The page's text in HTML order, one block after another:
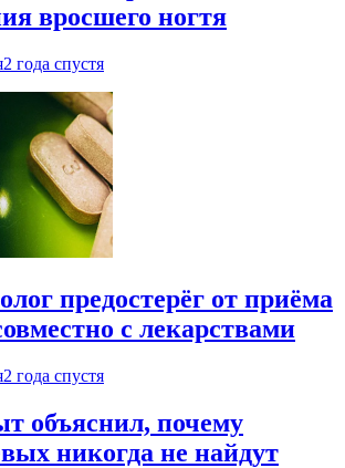
вросшего ногтя
2 года спустя
предостерёг от приёма
с лекарствами
2 года спустя
объяснил, почему
никогда не найдут